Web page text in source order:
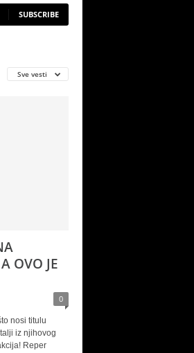
SUBSCRIBE
Sve vesti
OVO JE
0
nosi titulu
iz njihovog
Reper